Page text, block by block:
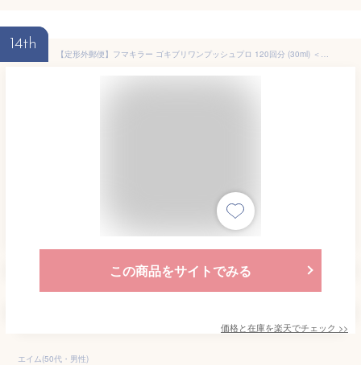
14th
【定形外郵便】フマキラー ゴキブリワンプッシュプロ 120回分 (30ml) ＜ゴキブリ退治＞【医薬部外品】
この商品をサイトでみる
価格と在庫を楽天でチェック >>
エイム(50代・男性)